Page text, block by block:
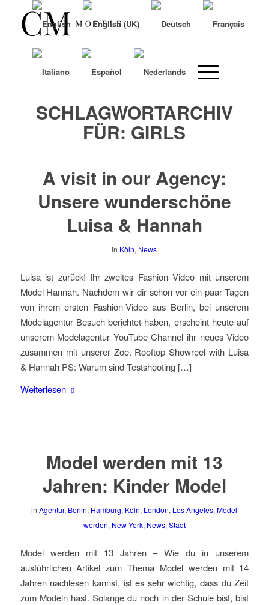
SCHLAGWORTARCHIV
FÜR: GIRLS
A visit in our Agency:
Unsere wunderschöne
Luisa & Hannah
in Köln, News
Luisa ist zurück! Ihr zweites Fashion Video mit unserem
Model Hannah. Nachdem wir dir schon vor ein paar Tagen
von ihrem ersten Fashion-Video aus Berlin, bei unserem
Modelagentur Besuch berichtet haben, erscheint heute auf
unserem Modelagentur YouTube Channel ihr neues Video
zusammen mit unserer Zoe. Rooftop Showreel with Luisa
& Hannah PS: Warum sind Testshooting […]
Weiterlesen
Model werden mit 13
Jahren: Kinder Model
inAgentur, Berlin, Hamburg, Köln, London, Los Angeles, Model
werden, New York, News, Stadt
Model werden mit 13 Jahren – Wie du in unserem
ausführlichen Artikel zum Thema Model werden mit 14
Jahren nachlesen kannst, ist es sehr wichtig, dass du Zeit
zum Modeln hast. Solange du noch in der Schule bist, bist